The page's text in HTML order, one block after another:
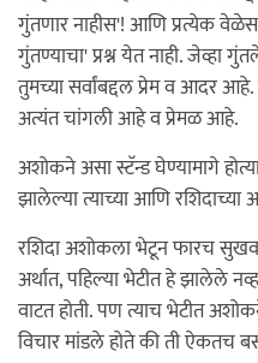
गुंतणार नाहीस'! आणि प्रत्येक
गुंतण्याचा' प्रश्न येत नाही. जेव्हा
तुमच्या सर्वांबद्दल प्रेम व आदर
अत्यंत चांगली आहे व प्रेमळ आहे.
अशोकने असा स्टॅन्ड घेण्यामागे
झालेल्या त्याच्या आणि रशिदाच्या
रशिदा अशोकला भेटून फारच
अर्थात, पहिल्या भेटीत हे झालेले
वाटत होती. पण त्याच भेटीत
विचार मांडले होते की ती ऐकतच